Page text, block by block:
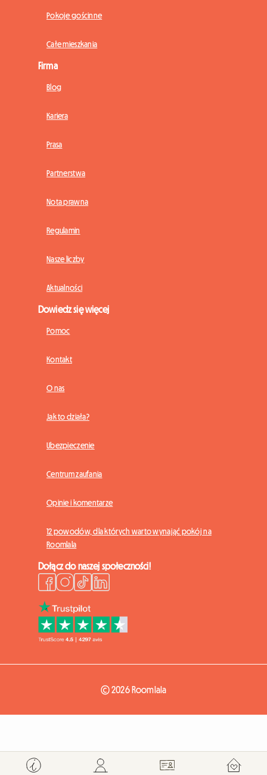
Pokoje gościnne
Całe mieszkania
Firma
Blog
Kariera
Prasa
Partnerstwa
Nota prawna
Regulamin
Nasze liczby
Aktualności
Dowiedz się więcej
Pomoc
Kontakt
O nas
Jak to działa?
Ubezpieczenie
Centrum zaufania
Opinie i komentarze
12 powodów, dla których warto wynająć pokój na
Roomlala
Dołącz do naszej społeczności!
© 2026 Roomlala